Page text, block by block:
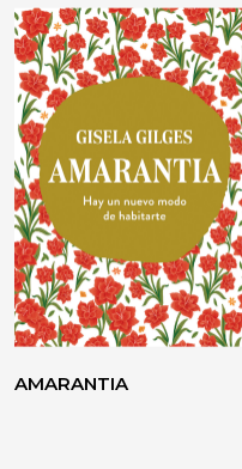
AMARANTIA